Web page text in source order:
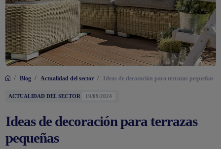
/ Blog / Actualidad del sector / Ideas de decoración para terrazas pequeñas
ACTUALIDAD DEL SECTOR 19/09/2024
Ideas de decoración para terrazas
pequeñas